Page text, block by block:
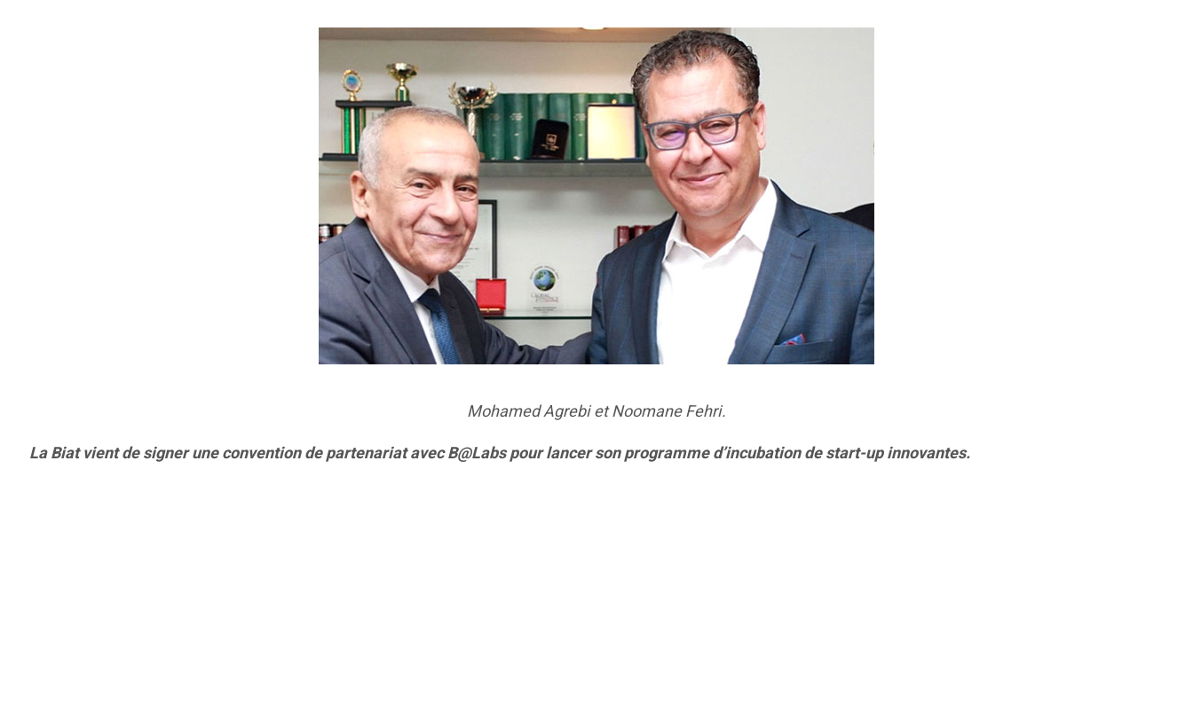
Mohamed Agrebi et Noomane Fehri.
La Biat vient de signer une convention de partenariat avec B@Labs pour lancer son programme d’incubation de start-up innovantes.